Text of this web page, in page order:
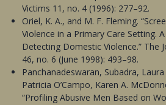
Victims 11, no. 4 (1996): 277–92.
Oriel, K. A., and M. F. Fleming.
Violence in a Primary Care Setting.
Detecting Domestic Violence.” The
46, no. 6 (June 1998): 493–98.
Panchanadeswaran, Subadra,
Patricia O’Campo, Karen A.
“Profiling Abusive Men Based on